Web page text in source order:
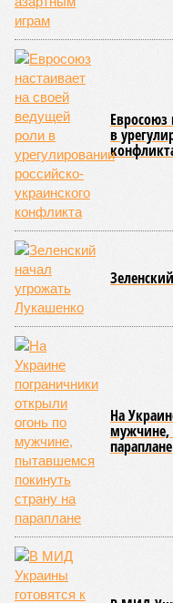
неспособность
белков, а также
этих признаков
предположения
признаков
длины теломер
хромосом) – такое
продолжительность
Но первая и главная
News Today, в
генетическом коде
сперматозоидов и
неизбежным следствием
протяжении всей нашей
воздействием внешних
ультрафиолет, а
«потому что». И учёные
почему.
Некоторые мутации не
может существовать в
приводят к
она погибает.
«У 80-
присутствуют тысячи
организма нет
вернуться и исправить
геноме,– рассказывает
медицинской школы
университете.
накопившиеся
работы клетки, а в